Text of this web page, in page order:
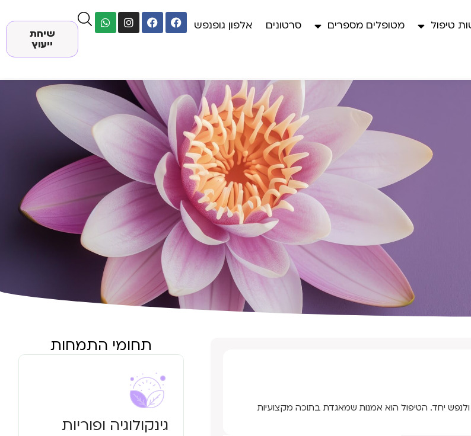
טיפול מטופלים מספרים סרטונים
אלפון גופנפש
שיחת
ייעוץ
ולנפש יחד. הטיפול הוא אמנות שמאגדת בתוכה מקצועיות
תחומי התמחות
גינקולוגיה ופוריות